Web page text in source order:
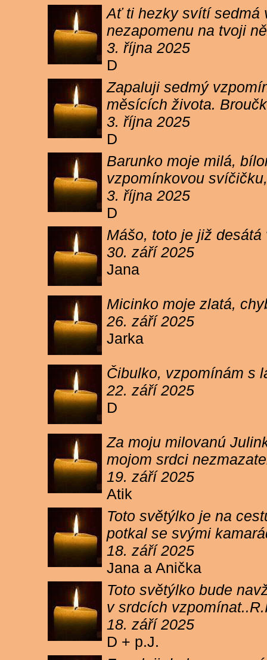
Ať ti hezky svítí sedmá
nezapomenu na tvoji
3. října 2025
D
Zapaluji sedmý
měsících života.
3. října 2025
D
Barunko moje milá,
vzpomínkovou
3. října 2025
D
Mášo, toto je již
30. září 2025
Jana
Micinko moje zlatá,
26. září 2025
Jarka
Čibulko, vzpomínám s
22. září 2025
D
Za moju milovanú
mojom srdci
19. září 2025
Atik
Toto světýlko je na
potkal se svými
18. září 2025
Jana a Anička
Toto světýlko bude
v srdcích
18. září 2025
D + p.J.